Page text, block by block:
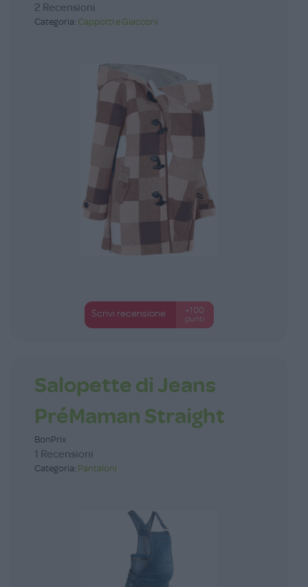
2 Recensioni
Categoria: Cappotti e Giacconi
Scrivi recensione
+100
punti
Salopette di Jeans
PréMaman Straight
BonPrix
1 Recensioni
Categoria: Pantaloni